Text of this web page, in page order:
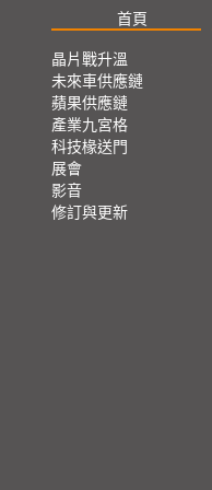
首頁
晶片戰升溫
未來車供應鏈
蘋果供應鏈
產業九宮格
科技椽送門
展會
影音
修訂與更新